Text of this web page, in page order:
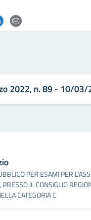
questa pagina su
questa pagina su
Condividi questa
2022, n. 89 - 10/03/
PER ESAMI PER
IL CONSIGLIO
CATEGORIA C